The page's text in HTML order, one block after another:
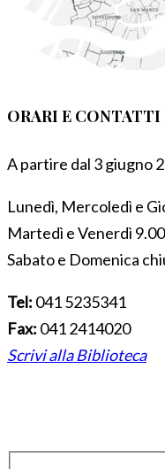
ORARI E CONTATTI
A partire dal 3 giugno
Lunedì, Mercoledì e
Martedì e Venerdì
Sabato e Domenica
Tel: 041 5235341
Fax: 041 2414020
Scrivi alla Biblioteca